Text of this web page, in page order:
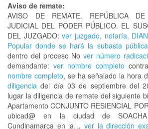
Aviso de remate:
AVISO DE REMATE. REPÚBLICA
JUDICIAL DEL PODER PÚBLICO. EL
DEL JUZGADO: ver juzgado, notaría,
Popular donde se hará la subasta pública
dentro del proceso Nover número
demandante: ver nombre completo
nombre completo, se ha señalado la hora
diligencia del día 03 de septiembre del
lugar la diligencia de remate del siguiente
Apartamento CONJUNTO RESIENCIAL
ubicad@ en la ciudad de
Cundinamarca en la… ver la dirección